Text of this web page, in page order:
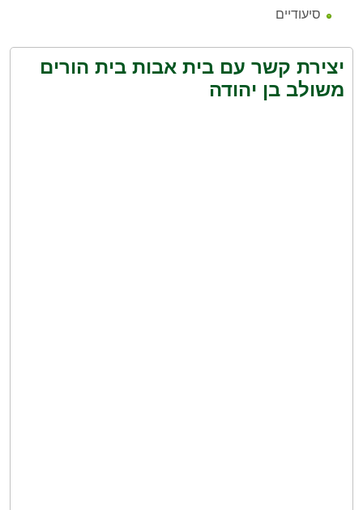
סיעודיים
יצירת קשר עם בית אבות בית הורים
משולב בן יהודה